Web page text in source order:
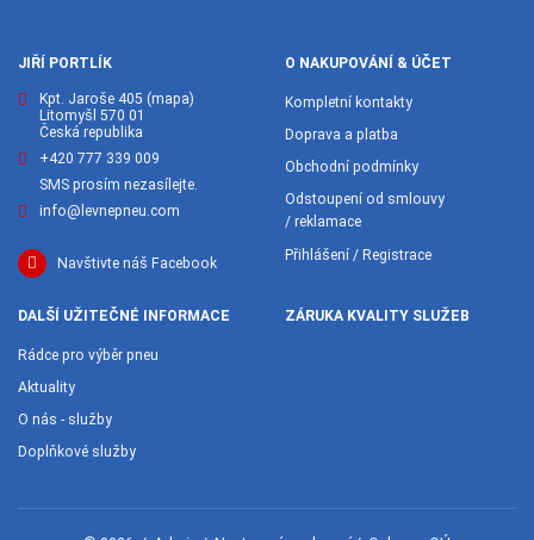
JIŘÍ PORTLÍK
Kpt. Jaroše 405 (mapa)
Litomyšl 570 01
Česká republika
+420 777 339 009
SMS prosím nezasílejte.
info@levnepneu.com
Navštivte náš Facebook
O NAKUPOVÁNÍ & ÚČET
Kompletní kontakty
Doprava a platba
Obchodní podmínky
Odstoupení od smlouvy
/ reklamace
Přihlášení / Registrace
DALŠÍ UŽITEČNÉ INFORMACE
Rádce pro výběr pneu
Aktuality
O nás - služby
Doplňkové služby
ZÁRUKA KVALITY SLUŽEB